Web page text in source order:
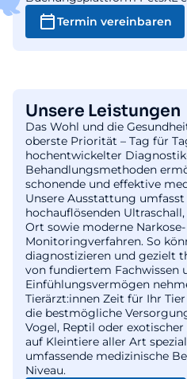
Termin vereinbaren
Unsere Leistungen
Das Wohl und die
oberste Priorität – Tag für
hochentwickelter
Behandlungsmethoden
schonende und effektive
Unsere Ausstattung
hochauflösenden
Ort sowie moderne
Monitoringverfahren. So
diagnostizieren und gezielt
von fundiertem Fachwissen
Einfühlungsvermögen
Tierärzt:innen Zeit für Ihr
die bestmögliche
Vogel, Reptil oder
auf Kleintiere aller Art
umfassende medizinische
Niveau.